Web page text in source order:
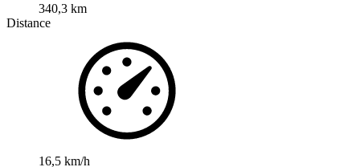
340,3 km
Distance
16,5 km/h